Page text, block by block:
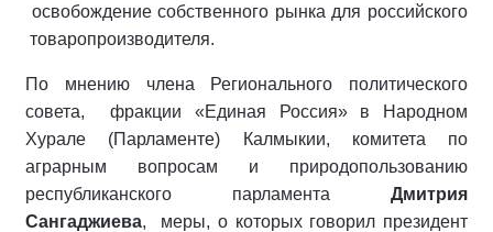
освобождение собственного рынка для российского
товаропроизводителя.
По мнению члена Регионального политического
совета, фракции «Единая Россия» в Народном
Хурале (Парламенте) Калмыкии, комитета по
аграрным вопросам и природопользованию
республиканского парламента Дмитрия
Сангаджиева, меры, о которых говорил президент